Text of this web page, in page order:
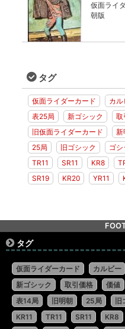
仮面ライ
朝版
タグ
仮面ライダーカード カル
表25局
新ゴシック 取
旧仮面ライダーカード
新
25局
旧ゴシック ゴシ
TR11
SR11 KR8
SR19
KR20 YR11
タグ
仮面ライダーカード カルビー
新ゴシック
取引価格 価値
表14局
旧明朝 25局
KR11
TR11 SR11 KR8